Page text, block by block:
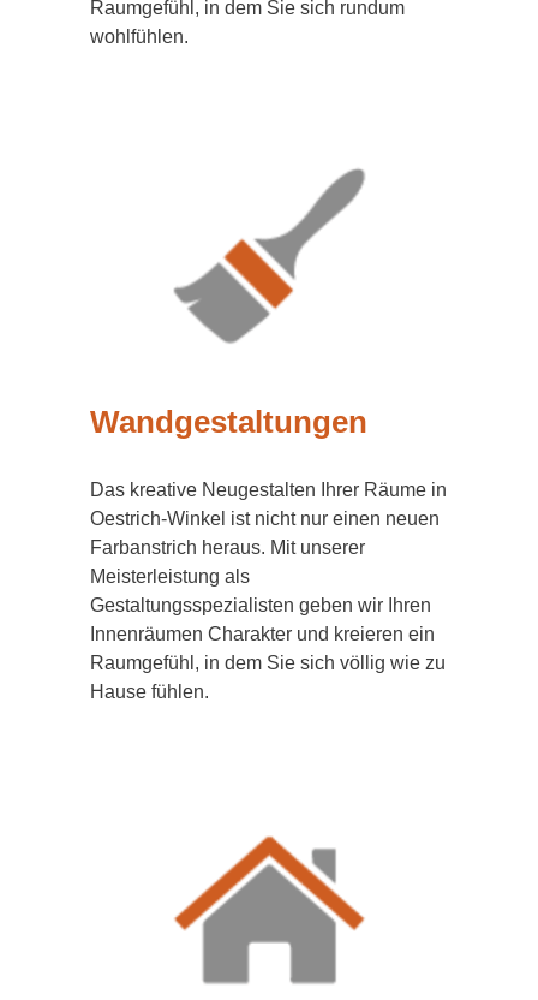
Raumgefühl, in dem Sie sich rundum
wohlfühlen.
Wandgestaltungen
Das kreative Neugestalten Ihrer Räume in
Oestrich-Winkel ist nicht nur einen neuen
Farbanstrich heraus. Mit unserer
Meisterleistung als
Gestaltungsspezialisten geben wir Ihren
Innenräumen Charakter und kreieren ein
Raumgefühl, in dem Sie sich völlig wie zu
Hause fühlen.